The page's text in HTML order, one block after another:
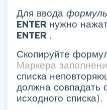
Для ввода
ENTER нужно
ENTER .
Скопируйте
Маркера
списка
должна совпадать
исходного списка).